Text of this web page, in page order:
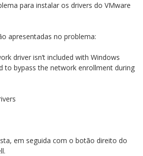
para instalar os drivers do VMware
apresentadas no problema:
driver isn’t included with Windows
to bypass the network enrollment during
em seguida com o botão direito do